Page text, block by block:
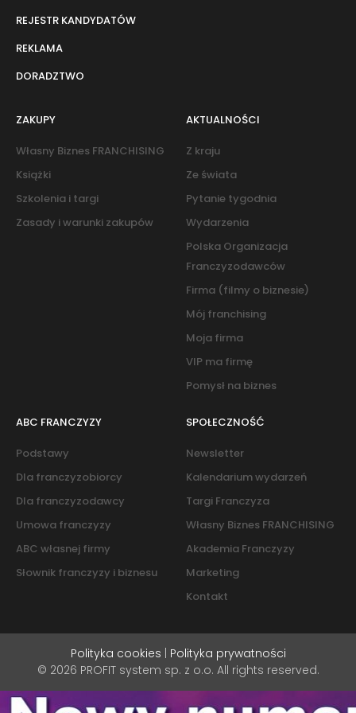
REJESTR KANDYDATÓW
REKLAMA
DORADZTWO
ZAKUPY
Własny Biznes FRANCHISING
Książki
Szkolenia i targi
Zasady i warunki zakupów
AKTUALNOŚCI
Z kraju
Ze świata
Pytanie tygodnia
Wydarzenia
Polska Organizacja
Franczyzodawców
Firma (filmy o biznesie)
Mój franchising
Moja firma
VIP ma firmę
Pomysł na biznes
ABC FRANCZYZY
Podstawy
Dla franczyzobiorcy
Dla franczyzodawcy
Umowa franczyzy
ABC własnej firmy
Słownik franczyzy i biznesu
SPOŁECZNOŚĆ
Newsletter
Kalendarium wydarzeń
Targi Franczyza
Własny Biznes FRANCHISING
Akademia Franczyzy
Marketing
Kontakt
Polityka cookies
Polityka prywatności
© 2026 PROFIT system sp. z o.o. All rights reserved.